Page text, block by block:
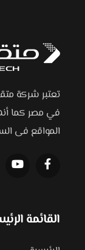
تعتبر شركة
في مصر كما
المواقع فى
القائمة